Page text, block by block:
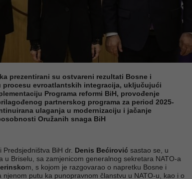
prezentirani su ostvareni rezultati Bosne i
procesu evroatlantskih integracija, uključujući
Programa reformi BiH, provođenje
partnerskog programa za period 2025-
ulaganja u modernizaciju i jačanje
Oružanih snaga BiH
Predsjedništva BiH dr. Denis Bećirović sastao se, u
u Briselu, sa zamjenicom generalnog sekretara NATO-a
m, s kojom je razgovarao o napretku Bosne i
njenom putu ka punopravnom članstvu u NATO-u, kao i o